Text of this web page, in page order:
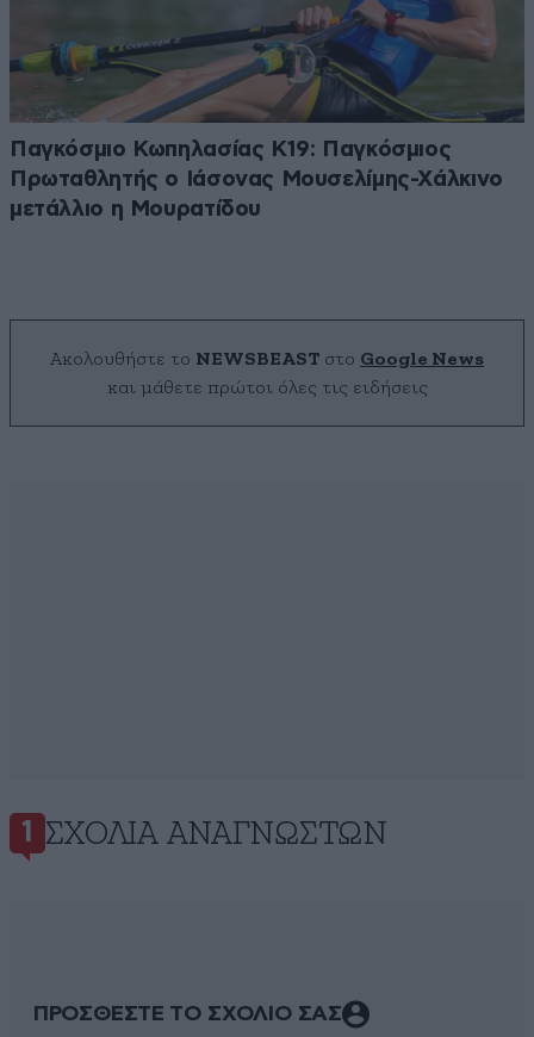
Παγκόσμιο Κωπηλασίας Κ19: Παγκόσμιος
Πρωταθλητής ο Ιάσονας Μουσελίμης-Χάλκινο
μετάλλιο η Μουρατίδου
Ακολουθήστε το NEWSBEAST στο Google News
και μάθετε πρώτοι όλες τις ειδήσεις
1 ΣΧΌΛΙΑ ΑΝΑΓΝΩΣΤΏΝ
ΠΡΟΣΘΕΣΤΕ ΤΟ ΣΧΟΛΙΟ ΣΑΣ